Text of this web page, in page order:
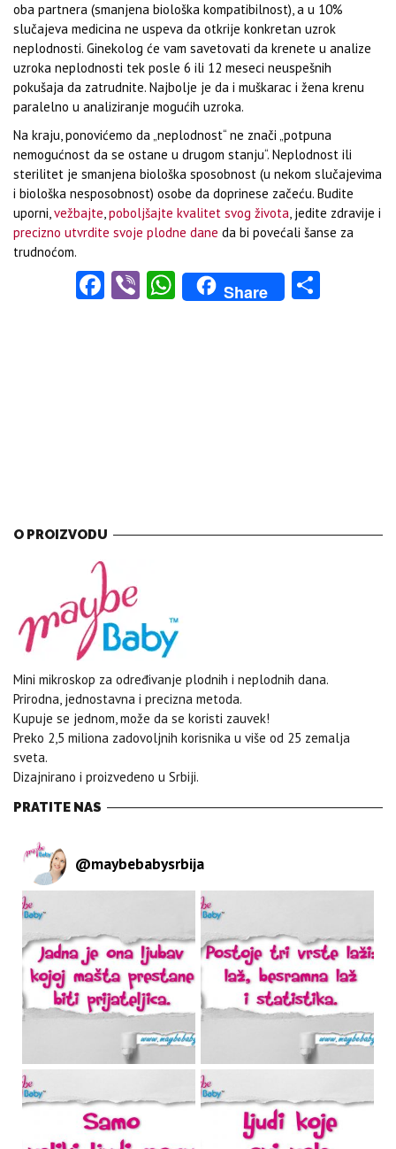
oba partnera (smanjena biološka kompatibilnost), a u 10%
slučajeva medicina ne uspeva da otkrije konkretan uzrok
neplodnosti. Ginekolog će vam savetovati da krenete u analize
uzroka neplodnosti tek posle 6 ili 12 meseci neuspešnih
pokušaja da zatrudnite. Najbolje je da i muškarac i žena krenu
paralelno u analiziranje mogućih uzroka.
Na kraju, ponovićemo da „neplodnost“ ne znači „potpuna
nemogućnost da se ostane u drugom stanju“. Neplodnost ili
sterilitet je smanjena biološka sposobnost (u nekom slučajevima
i biološka nesposobnost) osobe da doprinese začeću. Budite
uporni,vežbajte,poboljšajte kvalitet svog života, jedite zdravije i
precizno utvrdite svoje plodne dane da bi povećali šanse za
trudnoćom.
Facebook
ViberWhatsApp
Share
O PROIZVODU
Mini mikroskop za određivanje plodnih i neplodnih dana.
Prirodna, jednostavna i precizna metoda.
Kupuje se jednom, može da se koristi zauvek!
Preko 2,5 miliona zadovoljnih korisnika u više od 25 zemalja
sveta.
Dizajnirano i proizvedeno u Srbiji.
PRATITE NAS
@maybebabysrbija